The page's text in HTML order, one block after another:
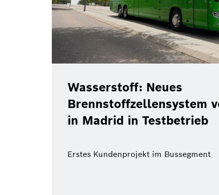
Wasserstoff: Neues
Brennstoffzellensystem
in Madrid in Testbetrieb
Erstes Kundenprojekt im Bussegment